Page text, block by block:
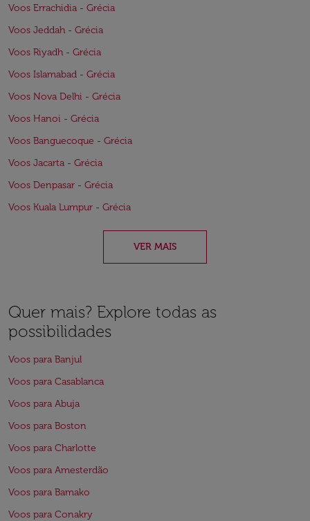
Voos Errachidia - Grécia
Voos Jeddah - Grécia
Voos Riyadh - Grécia
Voos Islamabad - Grécia
Voos Nova Delhi - Grécia
Voos Hanoi - Grécia
Voos Banguecoque - Grécia
Voos Jacarta - Grécia
Voos Denpasar - Grécia
Voos Kuala Lumpur - Grécia
VER MAIS
Quer mais? Explore todas as
possibilidades
Voos para Banjul
Voos para Casablanca
Voos para Abuja
Voos para Boston
Voos para Charlotte
Voos para Amesterdão
Voos para Bamako
Voos para Conakry